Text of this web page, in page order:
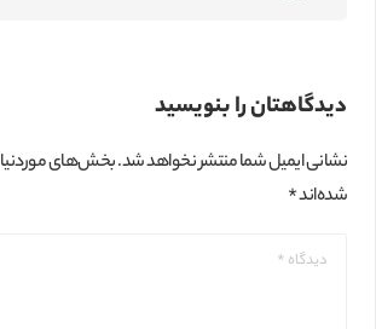
دیدگاهتان را بنویسید
نشانی ایمیل شما منتشر نخواهد شد.بخش‌های
شده‌اند*